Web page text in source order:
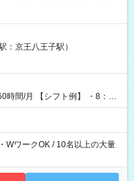
日に現金GET♪ お仕事後はコ
！ 【試用期間】試
：京王八王子駅）
】 ・8：00
WワークOK / 10名以上の大量